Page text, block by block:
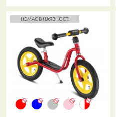
НЕМАЄ В НАЯВНОСТІ